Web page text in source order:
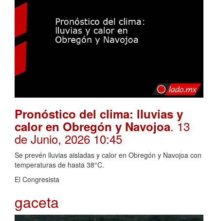
Pronóstico del clima: lluvias y
calor en Obregón y Navojoa. 13
de Junio, 2026 10:45
Se prevén lluvias aisladas y calor en Obregón y Navojoa con
temperaturas de hasta 38°C.
El Congresista
gaceta